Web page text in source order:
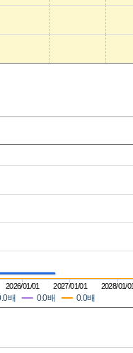
배 0.0배 0.0배
2026/01/01 2027/01/01 2028/01/